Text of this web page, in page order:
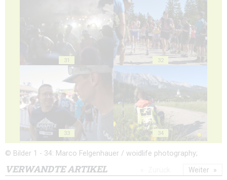
31 32
33 34
© Bilder 1 - 34: Marco Felgenhauer / woidlife photography;
VERWANDTE ARTIKEL Weiter